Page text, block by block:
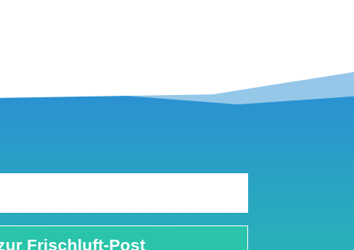
Frischluft-Post